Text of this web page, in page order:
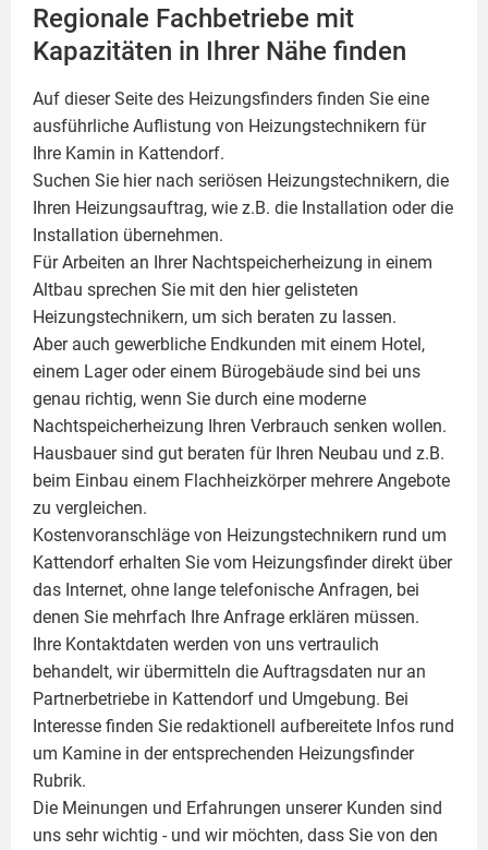
Regionale Fachbetriebe mit
Kapazitäten in Ihrer Nähe finden
Auf dieser Seite des Heizungsfinders finden Sie eine
ausführliche Auflistung von Heizungstechnikern für
Ihre Kamin in Kattendorf.
Suchen Sie hier nach seriösen Heizungstechnikern, die
Ihren Heizungsauftrag, wie z.B. die Installation oder die
Installation übernehmen.
Für Arbeiten an Ihrer Nachtspeicherheizung in einem
Altbau sprechen Sie mit den hier gelisteten
Heizungstechnikern, um sich beraten zu lassen.
Aber auch gewerbliche Endkunden mit einem Hotel,
einem Lager oder einem Bürogebäude sind bei uns
genau richtig, wenn Sie durch eine moderne
Nachtspeicherheizung Ihren Verbrauch senken wollen.
Hausbauer sind gut beraten für Ihren Neubau und z.B.
beim Einbau einem Flachheizkörpermehrere Angebote
zu vergleichen.
Kostenvoranschläge von Heizungstechnikern rund um
Kattendorf erhalten Sie vom Heizungsfinder direkt über
das Internet, ohne lange telefonische Anfragen, bei
denen Sie mehrfach Ihre Anfrage erklären müssen.
Ihre Kontaktdaten werden von uns vertraulich
behandelt, wir übermitteln die Auftragsdaten nur an
Partnerbetriebe in Kattendorf und Umgebung. Bei
Interesse finden Sie redaktionell aufbereitete Infos rund
um Kamine in der entsprechenden Heizungsfinder
Rubrik.
Die Meinungen und Erfahrungen unserer Kunden sind
uns sehr wichtig - und wir möchten, dass Sie von den